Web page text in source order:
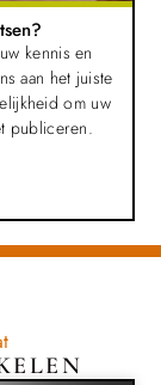
kennis en
aan het juiste
om uw
publiceren.